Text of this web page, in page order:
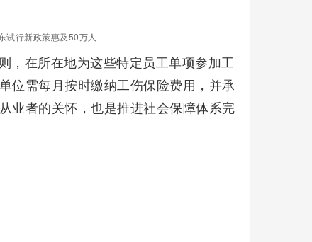
试行新政策惠及50万人
，在所在地为这些特定员工单项参加工
位需每月按时缴纳工伤保险费用，并承
业者的关怀，也是推进社会保障体系完